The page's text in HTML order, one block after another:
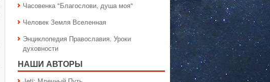
Часовенка "Благослови, душа моя"
Человек Земля Вселенная
Энциклопедия Православия. Уроки
духовности
НАШИ АВТОРЫ